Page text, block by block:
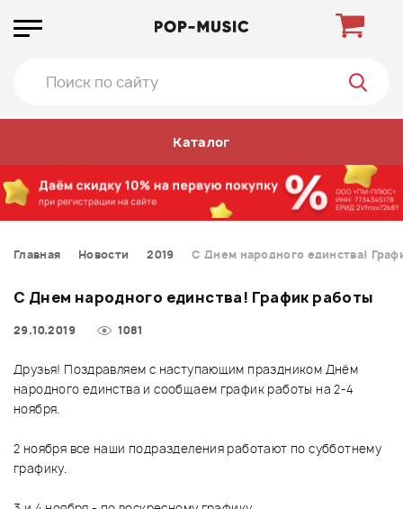
Каталог
Главная Новости 2019 C Днем народного единства!
C Днем народного единства! График работы
29.10.2019 1081
Друзья! Поздравляем с наступающим праздником Днём
народного единства и сообщаем график работы на 2-4
ноября.
2 ноября все наши подразделения работают по субботнему
графику.